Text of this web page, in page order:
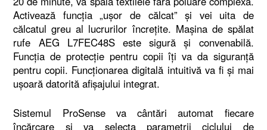
Activează funcția „ușor de călcat” și vei uita de
călcatul greu al lucrurilor încrețite. Mașina de spălat
rufe AEG L7FEC48S este sigură și convenabilă.
Funcția de protecție pentru copii îți va da siguranță
pentru copii. Funcționarea digitală intuitivă va fi și mai
ușoară datorită afișajului integrat.
Sistemul ProSense va cântări automat fiecare
încărcare și va selecta parametrii ciclului de